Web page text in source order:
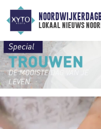
lokaal nieuws